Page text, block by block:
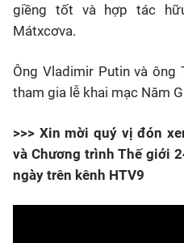
giềng tốt và hợp tác
Mátxcơva.
Ông Vladimir Putin và ông
tham gia lễ khai mạc Năm
>>> Xin mời quý vị đón
và Chương trình Thế giới
ngày trên kênh HTV9